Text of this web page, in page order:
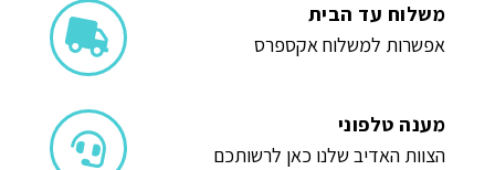
משלוח עד הבית
אפשרות למשלוח אקספרס
מענה טלפוני
הצוות האדיב שלנו כאן לרשותכם